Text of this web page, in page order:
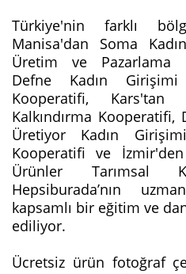
Türkiye'nin farklı
Manisa'dan Soma
Üretim ve Pazarlama
Defne Kadın
Kooperatifi, Kars'tan
Kalkındırma
Üretiyor Kadın
Kooperatifi ve
Ürünler Tarımsal
Hepsiburada’nın
kapsamlı bir eğitim ve
ediliyor.
Ücretsiz ürün fotoğraf